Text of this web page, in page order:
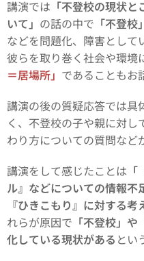
講演では 「不登校の現状
いて」 の話の中で 「不登校」
などを問題化、障害として
彼らを取り巻く社会や環境
＝居場所」 であることもお
講演の後の質疑応答では具
く、不登校の子や親に対
わり方についての質問など
講演をして感じたことは
ル』などについての情報不
『ひきこもり』に対する考
れらが原因で 「不登校」
化している現状がある とい